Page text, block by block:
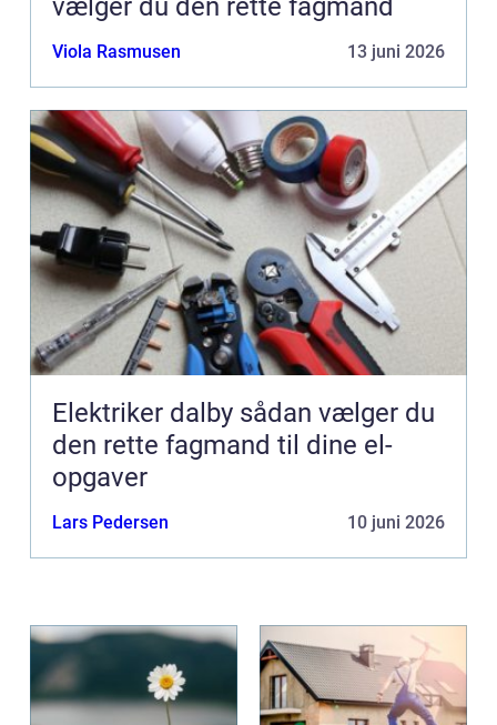
vælger du den rette fagmand
Viola Rasmusen 13 juni 2026
Elektriker dalby sådan vælger du
den rette fagmand til dine el-
opgaver
Lars Pedersen 10 juni 2026